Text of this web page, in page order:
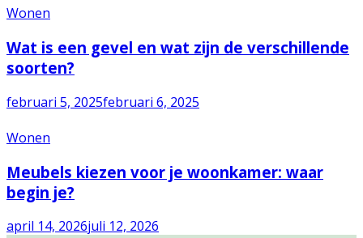
Wonen
Wat is een gevel en wat zijn de verschillende
soorten?
februari 5, 2025februari 6, 2025
Wonen
Meubels kiezen voor je woonkamer: waar
begin je?
april 14, 2026juli 12, 2026